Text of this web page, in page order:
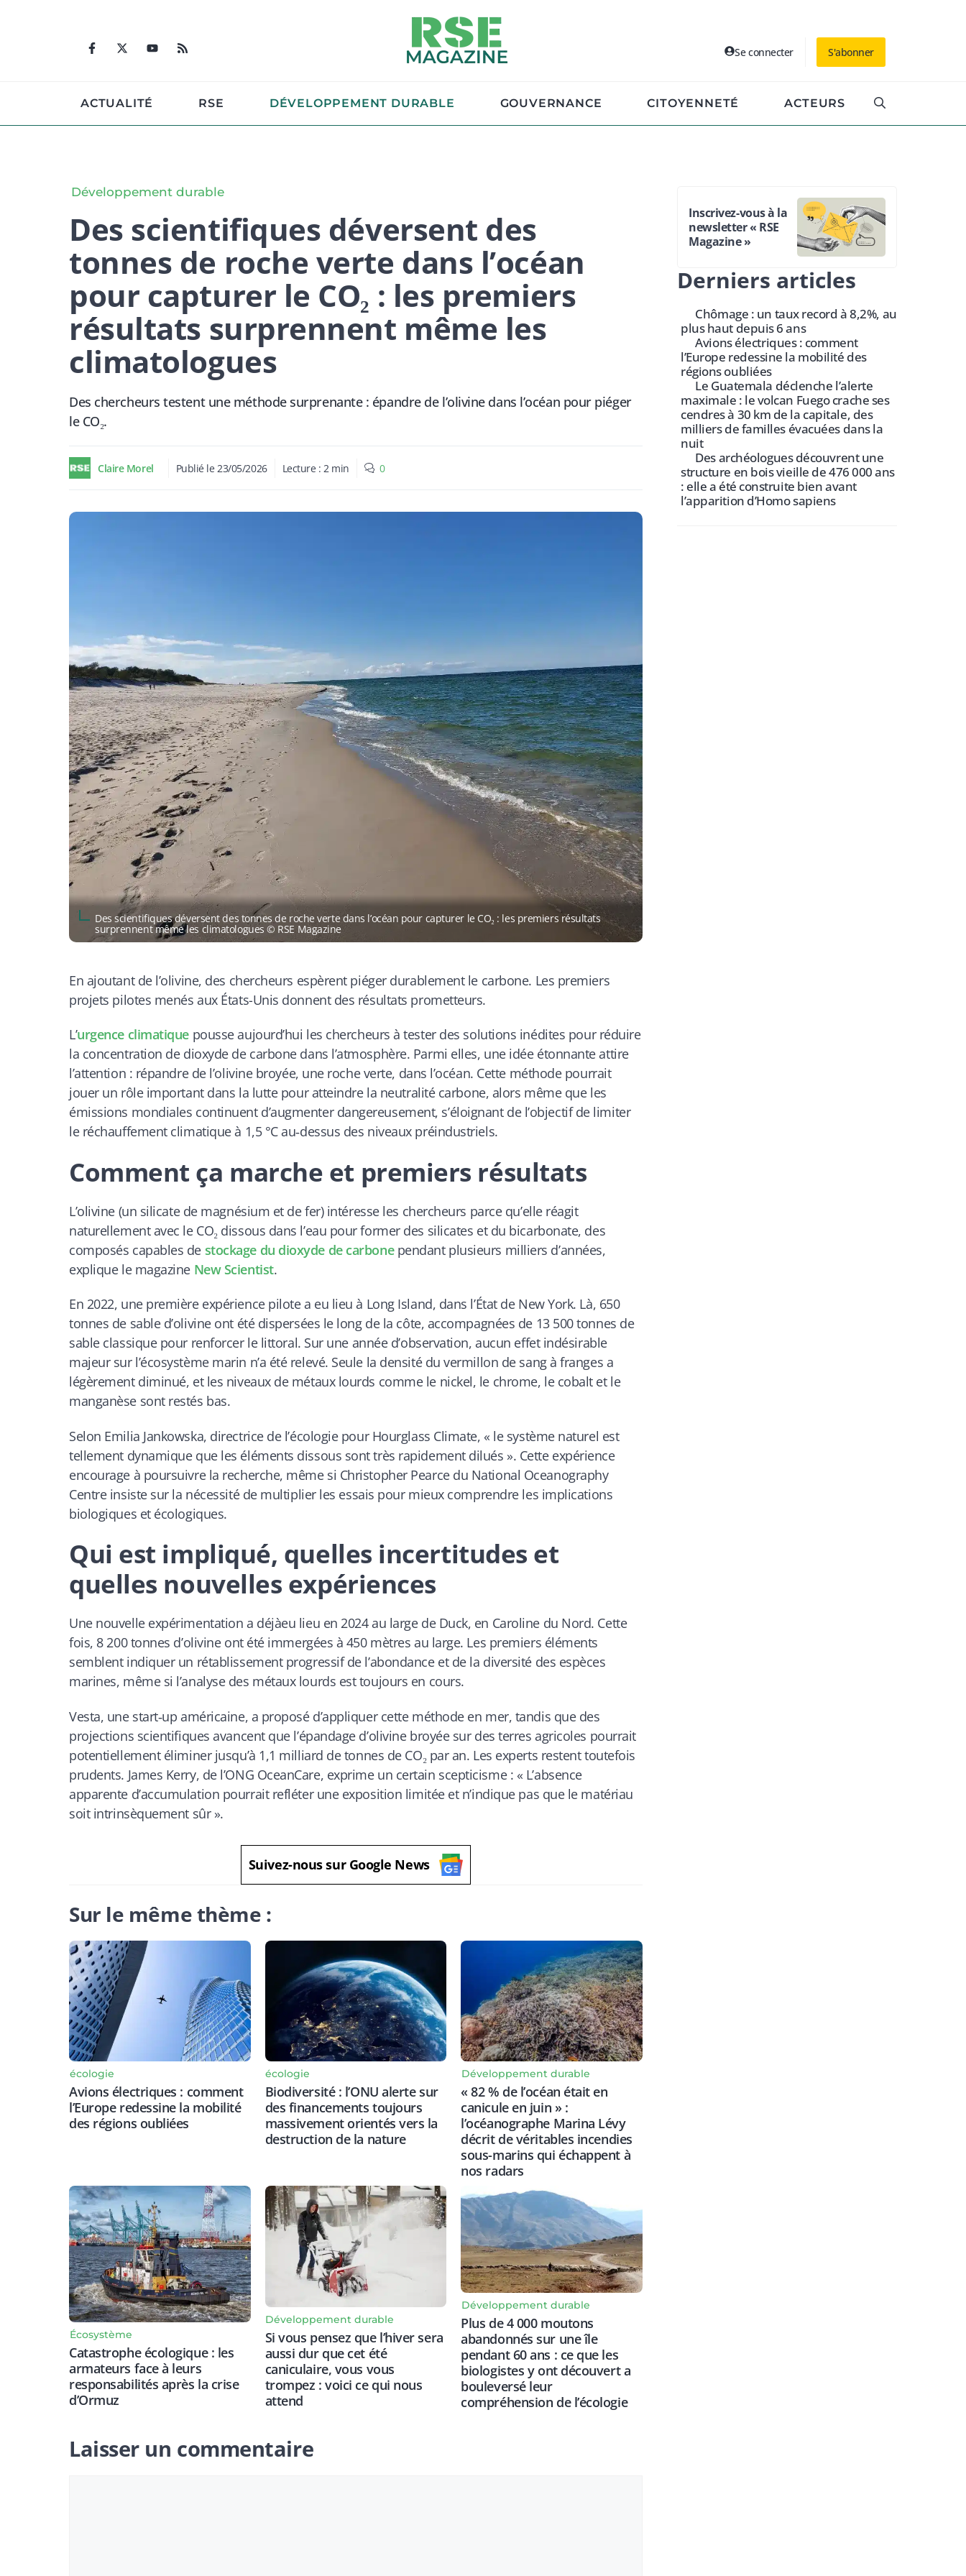
Se connecter S'abonner
ACTUALITÉ RSE DÉVELOPPEMENT DURABLE GOUVERNANCE CITOYENNETÉ ACTEURS
Développement durable
Des scientifiques déversent des
tonnes de roche verte dans l’océan
pour capturer le CO₂ : les premiers
résultats surprennent même les
climatologues
Des chercheurs testent une méthode surprenante : épandre de l’olivine dans l’océan pour piéger
le CO₂.
Claire Morel Publié le 23/05/2026 Lecture : 2 min 0
Des scientifiques déversent des tonnes de roche verte dans l’océan pour capturer le CO₂ : les premiers résultats
surprennent même les climatologues © RSE Magazine
En ajoutant de l’olivine, des chercheurs espèrent piéger durablement le carbone. Les premiers
projets pilotes menés aux États-Unis donnent des résultats prometteurs.
L’urgence climatique pousse aujourd’hui les chercheurs à tester des solutions inédites pour réduire
la concentration de dioxyde de carbone dans l’atmosphère. Parmi elles, une idée étonnante attire
l’attention : répandre de l’olivine broyée, une roche verte, dans l’océan. Cette méthode pourrait
jouer un rôle important dans la lutte pour atteindre la neutralité carbone, alors même que les
émissions mondiales continuent d’augmenter dangereusement, s’éloignant de l’objectif de limiter
le réchauffement climatique à 1,5 °C au‑dessus des niveaux préindustriels.
Comment ça marche et premiers résultats
L’olivine (un silicate de magnésium et de fer) intéresse les chercheurs parce qu’elle réagit
naturellement avec le CO₂ dissous dans l’eau pour former des silicates et du bicarbonate, des
composés capables de stockage du dioxyde de carbonependant plusieurs milliers d’années,
explique le magazine New Scientist.
En 2022, une première expérience pilote a eu lieu à Long Island, dans l’État de New York. Là, 650
tonnes de sable d’olivine ont été dispersées le long de la côte, accompagnées de 13 500 tonnes de
sable classique pour renforcer le littoral. Sur une année d’observation, aucun effet indésirable
majeur sur l’écosystème marin n’a été relevé. Seule la densité du vermillon de sang à franges a
légèrement diminué, et les niveaux de métaux lourds comme le nickel, le chrome, le cobalt et le
manganèse sont restés bas.
Selon Emilia Jankowska, directrice de l’écologie pour Hourglass Climate, « le système naturel est
tellement dynamique que les éléments dissous sont très rapidement dilués ». Cette expérience
encourage à poursuivre la recherche, même si Christopher Pearce du National Oceanography
Centre insiste sur la nécessité de multiplier les essais pour mieux comprendre les implications
biologiques et écologiques.
Qui est impliqué, quelles incertitudes et
quelles nouvelles expériences
Une nouvelle expérimentation a déjàeu lieu en 2024 au large de Duck, en Caroline du Nord. Cette
fois, 8 200 tonnes d’olivine ont été immergées à 450 mètres au large. Les premiers éléments
semblent indiquer un rétablissement progressif de l’abondance et de la diversité des espèces
marines, même si l’analyse des métaux lourds est toujours en cours.
Vesta, une start‑up américaine, a proposé d’appliquer cette méthode en mer, tandis que des
projections scientifiques avancent que l’épandage d’olivine broyée sur des terres agricoles pourrait
potentiellement éliminer jusqu’à 1,1 milliard de tonnes de CO₂ par an. Les experts restent toutefois
prudents. James Kerry, de l’ONG OceanCare, exprime un certain scepticisme : « L’absence
apparente d’accumulation pourrait refléter une exposition limitée et n’indique pas que le matériau
soit intrinsèquement sûr ».
Suivez-nous sur Google News
Sur le même thème :
écologie
Avions électriques : comment
l’Europe redessine la mobilité
des régions oubliées
écologie
Biodiversité : l’ONU alerte sur
des financements toujours
massivement orientés vers la
destruction de la nature
Développement durable
« 82 % de l’océan était en
canicule en juin » :
l’océanographe Marina Lévy
décrit de véritables incendies
sous-marins qui échappent à
nos radars
Écosystème
Catastrophe écologique : les
armateurs face à leurs
responsabilités après la crise
d’Ormuz
Développement durable
Si vous pensez que l’hiver sera
aussi dur que cet été
caniculaire, vous vous
trompez : voici ce qui nous
attend
Développement durable
Plus de 4 000 moutons
abandonnés sur une île
pendant 60 ans : ce que les
biologistes y ont découvert a
bouleversé leur
compréhension de l’écologie
Laisser un commentaire
Inscrivez-vous à la
newsletter « RSE
Magazine »
Derniers articles
Chômage : un taux record à 8,2%, au
plus haut depuis 6 ans
Avions électriques : comment
l’Europe redessine la mobilité des
régions oubliées
Le Guatemala déclenche l’alerte
maximale : le volcan Fuego crache ses
cendres à 30 km de la capitale, des
milliers de familles évacuées dans la
nuit
Des archéologues découvrent une
structure en bois vieille de 476 000 ans
: elle a été construite bien avant
l’apparition d’Homo sapiens